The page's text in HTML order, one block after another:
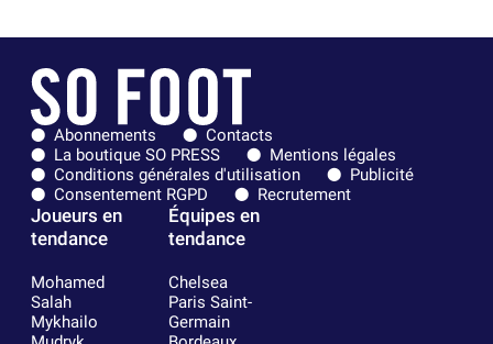
Abonnements
Contacts
La boutique SO PRESS
Mentions légales
Conditions générales d'utilisation
Publicité
Consentement RGPD
Recrutement
Joueurs en
tendance
Mohamed
Salah
Mykhailo
Équipes en
tendance
Chelsea
Paris Saint-
Germain